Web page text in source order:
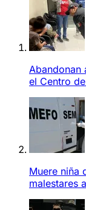
Abandonan
el Centro
Muere niña
malestares